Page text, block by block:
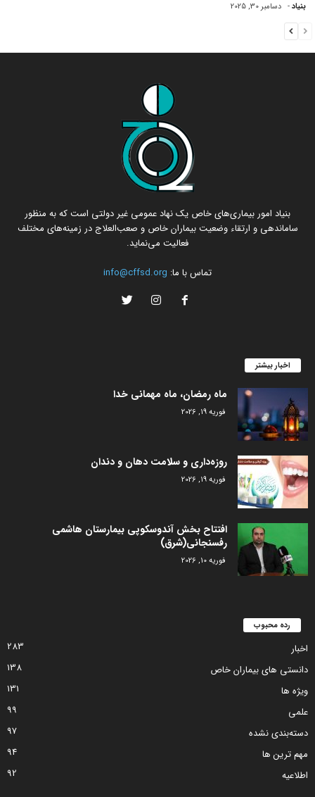
بنیاد- دسامبر 30, 2025
بنیاد امور بیماری‌های خاص یک نهاد عمومی غیر دولتی است که به منظور
ساماندهی و ارتقاء وضعیت بیماران خاص و صعب‌العلاج در زمینه‌های مختلف
فعالیت می‌نماید.
تماس با ما: info@cffsd.org
اخبار بیشتر
ماه رمضان، ماه مهمانی خدا
فوریه 19, 2026
روزه‌داری و سلامت دهان و دندان
فوریه 19, 2026
افتتاح بخش آندوسکوپی بیمارستان هاشمی
رفسنجانی(شرق)
فوریه 10, 2026
رده محبوب
اخبار
283
دانستی های بیماران خاص
138
ویژه ها
131
علمی
99
دسته‌بندی نشده
97
مهم ترین ها
94
اطلاعیه
92